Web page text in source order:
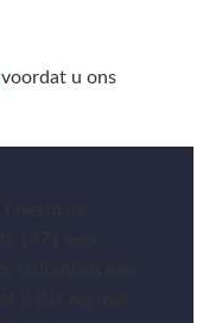
voordat u ons